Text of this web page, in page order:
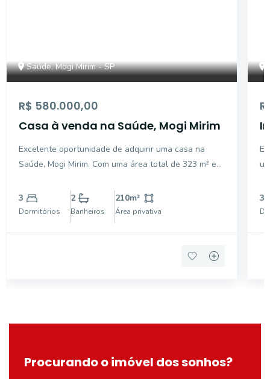
Saúde, Mogi Mirim - SP
R$ 580.000,00
Casa à venda na Saúde, Mogi Mirim
Excelente oportunidade de adquirir uma casa na
Saúde, Mogi Mirim. Com uma área total de 323 m² e
dormitórios, sendo 1 suíte, e 2 banheiros sociais.
Ideal para famílias que buscam conforto e espaço.
3
Dormitórios
2
Banheiros
210m²
Área privativa
3
Procurando o imóvel dos sonhos?